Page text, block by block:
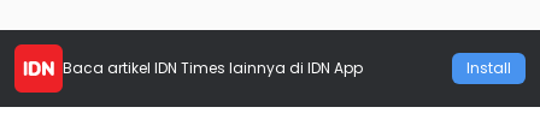
Baca artikel IDN Times lainnya di IDN App Install